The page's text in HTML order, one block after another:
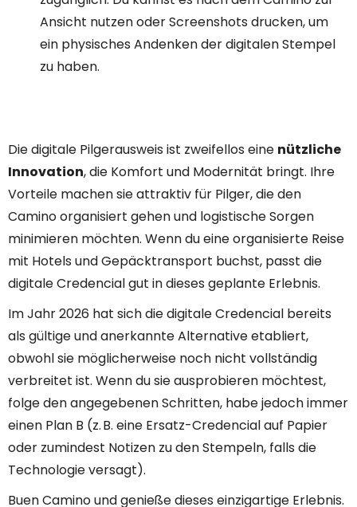
Ansicht nutzen oder Screenshots drucken, um
ein physisches Andenken der digitalen Stempel
zu haben.
Die digitale Pilgerausweis ist zweifellos eine nützliche
Innovation, die Komfort und Modernität bringt. Ihre
Vorteile machen sie attraktiv für Pilger, die den
Camino organisiert gehen und logistische Sorgen
minimieren möchten. Wenn du eine organisierte Reise
mit Hotels und Gepäcktransport buchst, passt die
digitale Credencial gut in dieses geplante Erlebnis.
Im Jahr 2026 hat sich die digitale Credencial bereits
als gültige und anerkannte Alternative etabliert,
obwohl sie möglicherweise noch nicht vollständig
verbreitet ist. Wenn du sie ausprobieren möchtest,
folge den angegebenen Schritten, habe jedoch immer
einen Plan B (z. B. eine Ersatz-Credencial auf Papier
oder zumindest Notizen zu den Stempeln, falls die
Technologie versagt).
Buen Camino und genieße dieses einzigartige Erlebnis.